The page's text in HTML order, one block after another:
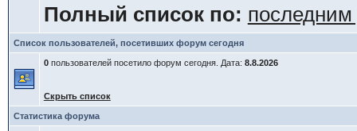
Полный список по:
Список пользователей, посетивших форум сегодня
0пользователей посетило форум сегодня. Дата: 8.8.2026
Скрыть список
Статистика форума